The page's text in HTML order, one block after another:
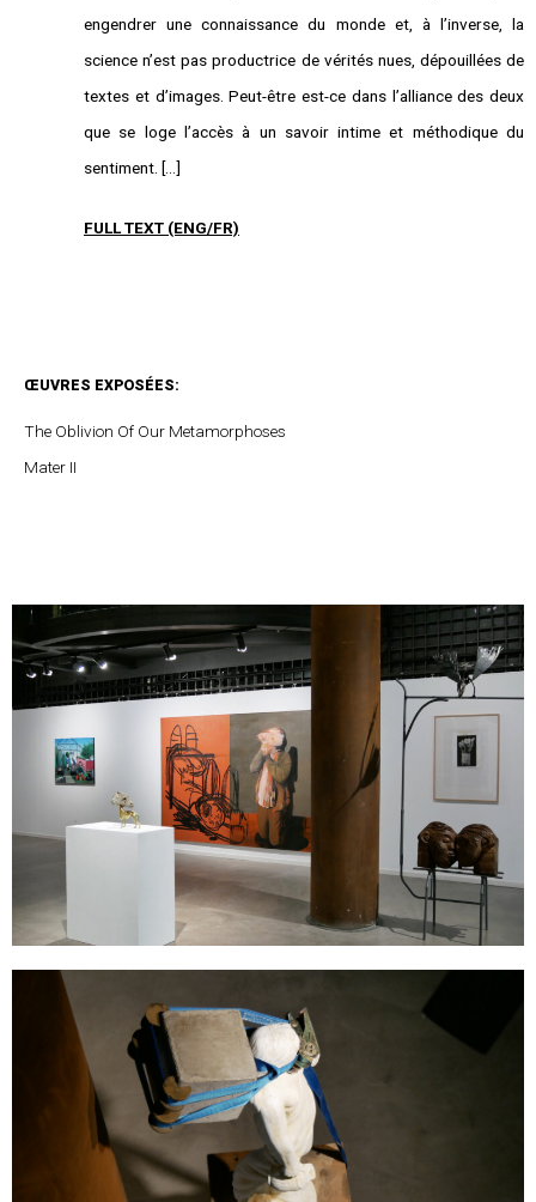
engendrer une connaissance du monde et, à l’inverse, la
science n’est pas productrice de vérités nues, dépouillées de
textes et d’images. Peut-être est-ce dans l’alliance des deux
que se loge l’accès à un savoir intime et méthodique du
sentiment. […]
FULL TEXT (ENG/FR)
ŒUVRES EXPOSÉES:
The Oblivion Of Our Metamorphoses
Mater II